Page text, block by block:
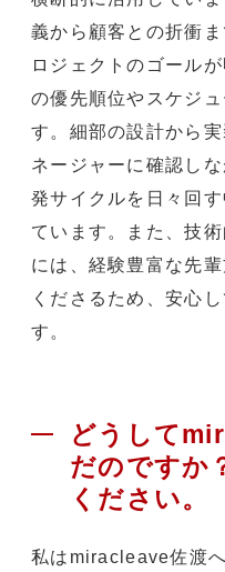
義から顧客との折衝
ロジェクトのゴール
の優先順位やスケジ
す。細部の設計から
ネージャーに確認し
発サイクルを日々回
ています。また、技
には、経験豊富な先
くださるため、安心
す。
どうして
だのですか
ください。
私はmiracleave佐渡